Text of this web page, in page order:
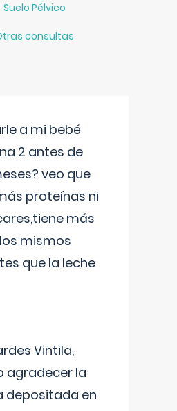
Suelo Pélvico
consultas
a mi bebé
2 antes de
veo que
proteínas ni
más
mismos
que la leche
Vintila,
agradecer la
depositada en